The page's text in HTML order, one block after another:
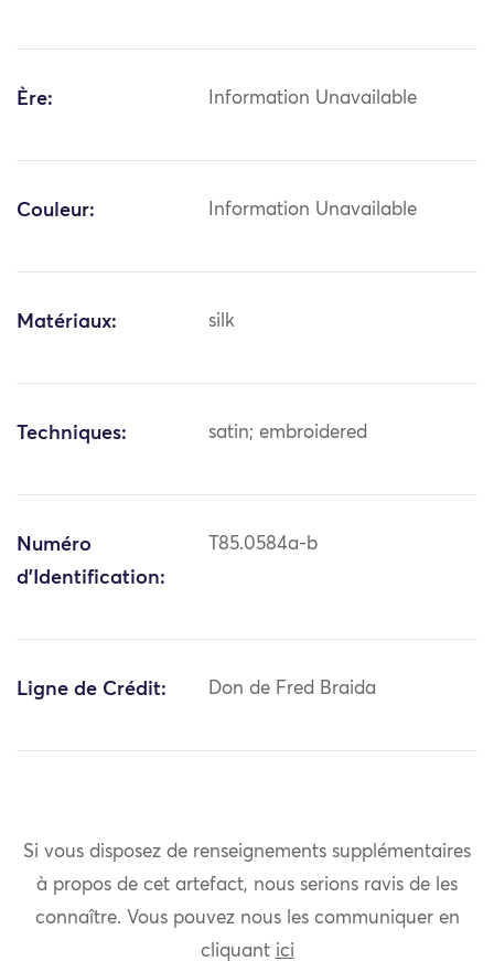
Ère: Information Unavailable
Couleur: Information Unavailable
Matériaux: silk
Techniques: satin; embroidered
Numéro
d'Identification:
T85.0584a-b
Ligne de Crédit: Don de Fred Braida
Si vous disposez de renseignements supplémentaires
à propos de cet artefact, nous serions ravis de les
connaître. Vous pouvez nous les communiquer en
cliquant ici